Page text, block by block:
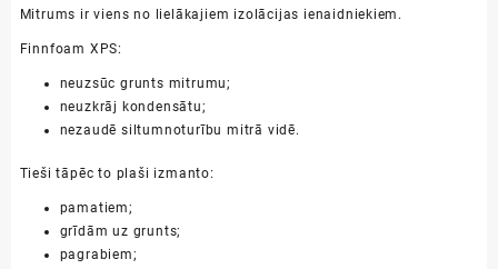
Mitrums ir viens no lielākajiem izolācijas ienaidniekiem.
Finnfoam XPS:
neuzsūc grunts mitrumu;
neuzkrāj kondensātu;
nezaudē siltumnoturību mitrā vidē.
Tieši tāpēc to plaši izmanto:
pamatiem;
grīdām uz grunts;
pagrabiem;